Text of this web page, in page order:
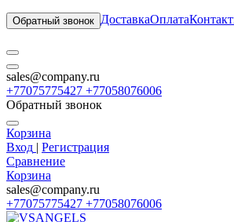
Обратный звонок ДоставкаОплата
sales@company.ru
+77075775427 +77058076006
Обратный звонок
Корзина
Вход | Регистрация
Сравнение
Корзина
sales@company.ru
+77075775427 +77058076006